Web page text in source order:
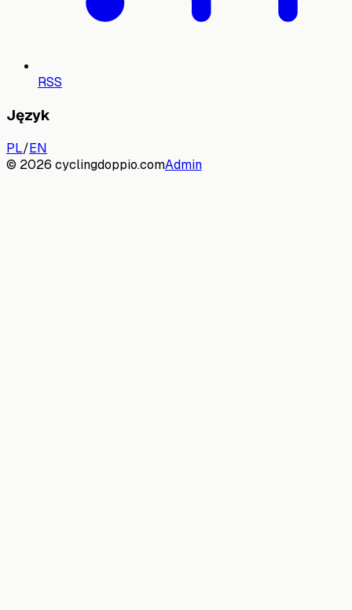
RSS
Język
PL/EN
© 2026 cyclingdoppio.comAdmin